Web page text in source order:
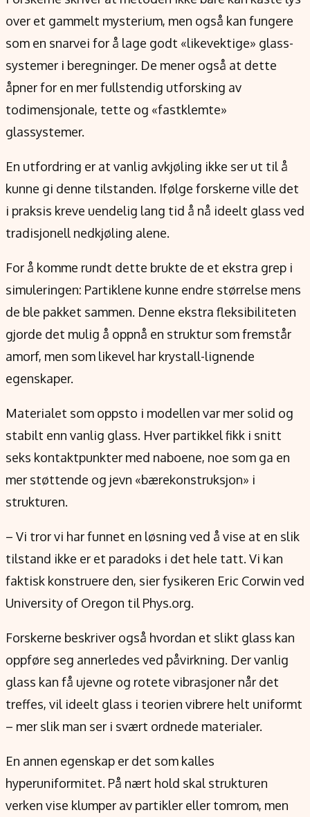
over et gammelt mysterium, men også kan fungere
som en snarvei for å lage godt «likevektige» glass-
systemer i beregninger. De mener også at dette
åpner for en mer fullstendig utforsking av
todimensjonale, tette og «fastklemte»
glassystemer.
En utfordring er at vanlig avkjøling ikke ser ut til å
kunne gi denne tilstanden. Ifølge forskerne ville det
i praksis kreve uendelig lang tid å nå ideelt glass ved
tradisjonell nedkjøling alene.
For å komme rundt dette brukte de et ekstra grep i
simuleringen: Partiklene kunne endre størrelse mens
de ble pakket sammen. Denne ekstra fleksibiliteten
gjorde det mulig å oppnå en struktur som fremstår
amorf, men som likevel har krystall-lignende
egenskaper.
Materialet som oppsto i modellen var mer solid og
stabilt enn vanlig glass. Hver partikkel fikk i snitt
seks kontaktpunkter med naboene, noe som ga en
mer støttende og jevn «bærekonstruksjon» i
strukturen.
– Vi tror vi har funnet en løsning ved å vise at en slik
tilstand ikke er et paradoks i det hele tatt. Vi kan
faktisk konstruere den, sier fysikeren Eric Corwin ved
University of Oregon til Phys.org.
Forskerne beskriver også hvordan et slikt glass kan
oppføre seg annerledes ved påvirkning. Der vanlig
glass kan få ujevne og rotete vibrasjoner når det
treffes, vil ideelt glass i teorien vibrere helt uniformt
– mer slik man ser i svært ordnede materialer.
En annen egenskap er det som kalles
hyperuniformitet. På nært hold skal strukturen
verken vise klumper av partikler eller tomrom, men